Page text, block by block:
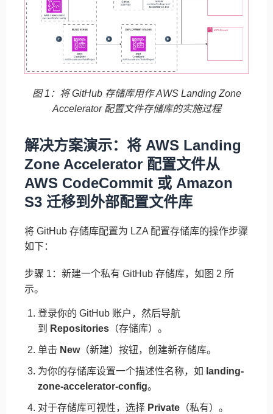
图 1：将 GitHub 存储库用作 AWS Landing Zone
Accelerator 配置文件存储库的实施过程
解决方案演示：将 AWS Landing
Zone Accelerator 配置文件从
AWS CodeCommit 或 Amazon
S3 迁移到外部配置文件库
将 GitHub 存储库配置为 LZA 配置存储库的操作步骤
如下：
步骤 1：新建一个私有 GitHub 存储库，如图 2 所
示。
登录你的 GitHub 账户，然后导航
到
Repositories （存储库）。
单击 New（新建）按钮，创建新存储库。
为你的存储库设置一个描述性名称，如 landing-
zone-accelerator-config。
对于存储库可视性，选择 Private （私有）。